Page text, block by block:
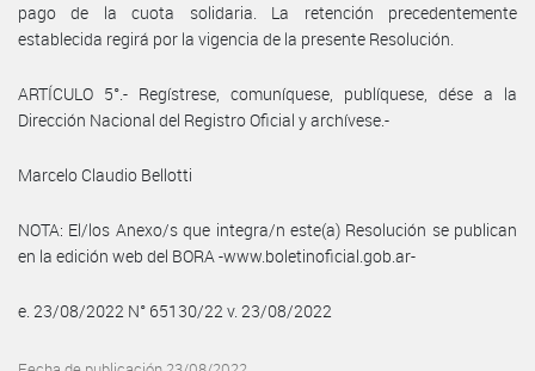
pago de la cuota solidaria. La retención precedentemente
establecida regirá por la vigencia de la presente Resolución.
ARTÍCULO 5°.- Regístrese, comuníquese, publíquese, dése a la
Dirección Nacional del Registro Oficial y archívese.-
Marcelo Claudio Bellotti
NOTA: El/los Anexo/s que integra/n este(a) Resolución se publican
en la edición web del BORA -www.boletinoficial.gob.ar-
e. 23/08/2022 N° 65130/22 v. 23/08/2022